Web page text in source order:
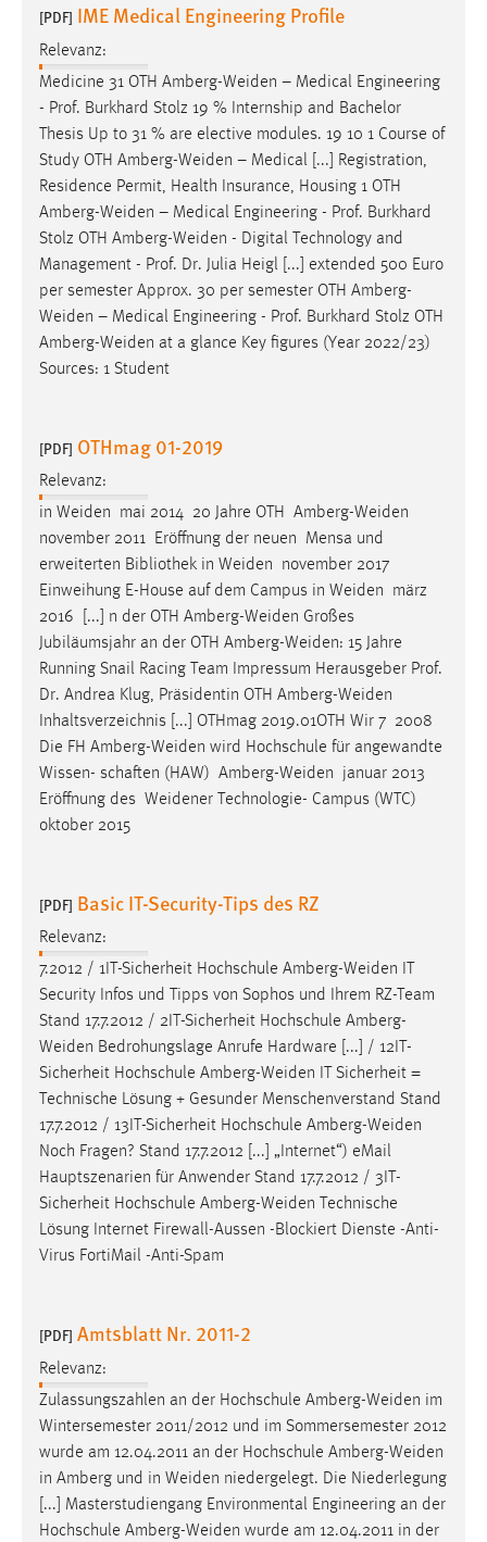
[PDF] IME Medical Engineering Profile
Relevanz:
Medicine 31 OTH Amberg-Weiden – Medical Engineering
- Prof. Burkhard Stolz 19 % Internship and Bachelor
Thesis Up to 31 % are elective modules. 19 10 1 Course of
Study OTH Amberg-Weiden – Medical [...] Registration,
Residence Permit, Health Insurance, Housing 1 OTH
Amberg-Weiden – Medical Engineering - Prof. Burkhard
Stolz OTH Amberg-Weiden - Digital Technology and
Management - Prof. Dr. Julia Heigl [...] extended 500 Euro
per semester Approx. 30 per semester OTH Amberg-
Weiden – Medical Engineering - Prof. Burkhard Stolz OTH
Amberg-Weiden at a glance Key figures (Year 2022/23)
Sources: 1 Student
[PDF] OTHmag 01-2019
Relevanz:
in Weiden mai 2014 20 Jahre OTH Amberg-Weiden
november 2011 Eröffnung der neuen Mensa und
erweiterten Bibliothek in Weiden november 2017
Einweihung E-House auf dem Campus in Weiden märz
2016 [...] n der OTH Amberg-Weiden Großes
Jubiläumsjahr an der OTH Amberg-Weiden: 15 Jahre
Running Snail Racing Team Impressum Herausgeber Prof.
Dr. Andrea Klug, Präsidentin OTH Amberg-Weiden
Inhaltsverzeichnis [...] OTHmag 2019.01OTH Wir 7 2008
Die FH Amberg-Weiden wird Hochschule für angewandte
Wissen- schaften (HAW) Amberg-Weiden januar 2013
Eröffnung des Weidener Technologie- Campus (WTC)
oktober 2015
[PDF] Basic IT-Security-Tips des RZ
Relevanz:
7.2012 / 1IT-Sicherheit Hochschule Amberg-Weiden IT
Security Infos und Tipps von Sophos und Ihrem RZ-Team
Stand 17.7.2012 / 2IT-Sicherheit Hochschule Amberg-
Weiden Bedrohungslage Anrufe Hardware [...] / 12IT-
Sicherheit Hochschule Amberg-Weiden IT Sicherheit =
Technische Lösung + Gesunder Menschenverstand Stand
17.7.2012 / 13IT-Sicherheit Hochschule Amberg-Weiden
Noch Fragen? Stand 17.7.2012 [...] „Internet“) eMail
Hauptszenarien für Anwender Stand 17.7.2012 / 3IT-
Sicherheit Hochschule Amberg-Weiden Technische
Lösung Internet Firewall-Aussen -Blockiert Dienste -Anti-
Virus FortiMail -Anti-Spam
[PDF] Amtsblatt Nr. 2011-2
Relevanz:
Zulassungszahlen an der Hochschule Amberg-Weiden im
Wintersemester 2011/2012 und im Sommersemester 2012
wurde am 12.04.2011 an der Hochschule Amberg-Weiden
in Amberg und in Weiden niedergelegt. Die Niederlegung
[...] Masterstudiengang Environmental Engineering an der
Hochschule Amberg-Weiden wurde am 12.04.2011 in der